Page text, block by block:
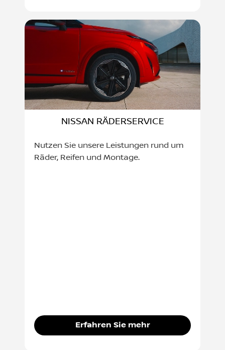
NISSAN RÄDERSERVICE
Nutzen Sie unsere Leistungen rund um
Räder, Reifen und Montage.
Erfahren Sie mehr